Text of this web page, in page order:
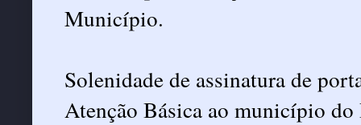
Município.
Solenidade de assinatura de
Atenção Básica ao município